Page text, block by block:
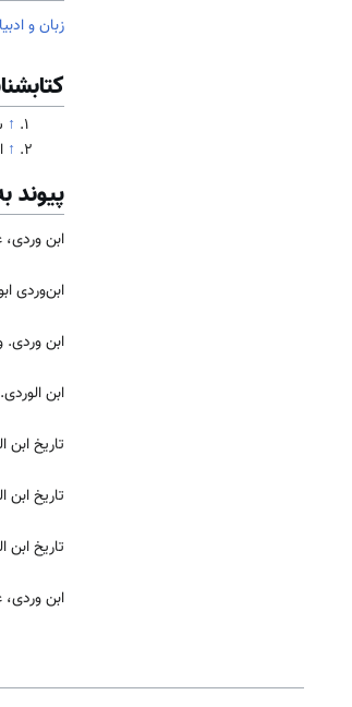
زبان و
↑
↑
پیوند
ابن وردی،
ابن‌وردی
ابن وردی.
ابن
تاریخ ابن
تاریخ ابن
تاریخ ابن
ابن وردی،